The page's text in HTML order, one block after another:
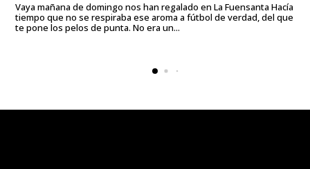
Vaya mañana de domingo nos han regalado en La Fuensanta Hacía
tiempo que no se respiraba ese aroma a fútbol de verdad, del que
te pone los pelos de punta. No era un...